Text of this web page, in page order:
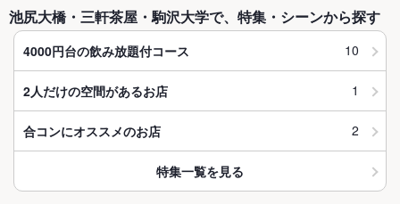
池尻大橋・三軒茶屋・駒沢大学で、特集・シーンから探す
4000円台の飲み放題付コース 10
2人だけの空間があるお店 1
合コンにオススメのお店 2
特集一覧を見る